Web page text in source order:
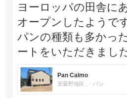
ヨーロッパの田舎に
オープンしたようで
パンの種類も多かっ
ートをいただきまし
Pan Calmo
安曇野地区 パン